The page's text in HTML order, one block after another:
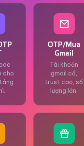
cho
OTP/Mua
Gmail
Tài khoản
gmail cổ,
trust cao, số
lượng lớn.